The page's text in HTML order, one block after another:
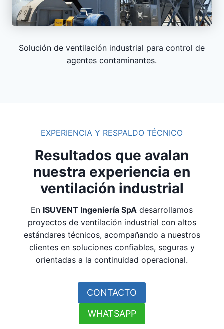
Solución de ventilación industrial para control de
agentes contaminantes.
EXPERIENCIA Y RESPALDO TÉCNICO
Resultados que avalan
nuestra experiencia en
ventilación industrial
En ISUVENT Ingeniería SpA desarrollamos
proyectos de ventilación industrial con altos
estándares técnicos, acompañando a nuestros
clientes en soluciones confiables, seguras y
orientadas a la continuidad operacional.
CONTACTO
WHATSAPP